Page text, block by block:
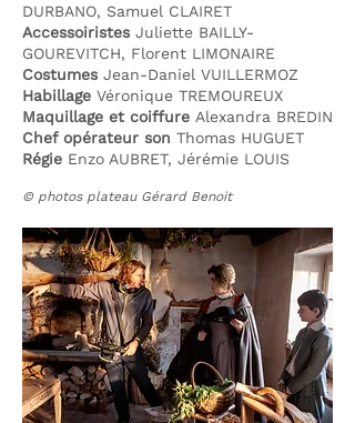
DURBANO, Samuel CLAIRET
Accessoiristes Juliette BAILLY-
GOUREVITCH, Florent LIMONAIRE
Costumes Jean-Daniel VUILLERMOZ
Habillage Véronique TREMOUREUX
Maquillage et coiffure Alexandra BREDIN
Chef opérateur son Thomas HUGUET
Régie Enzo AUBRET, Jérémie LOUIS
© photos plateau Gérard Benoit